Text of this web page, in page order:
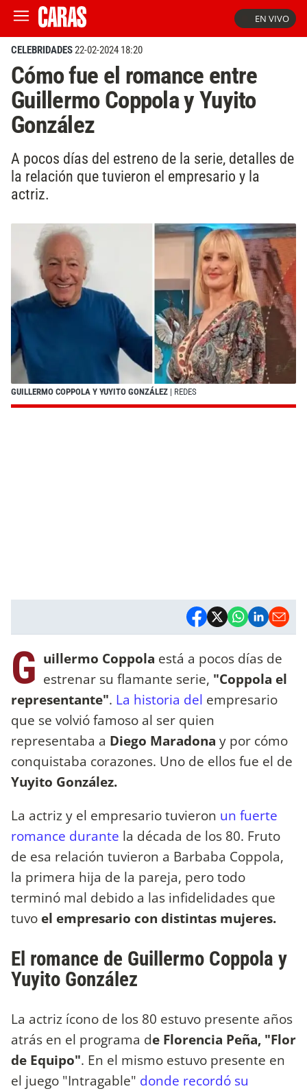
EN VIVO
CELEBRIDADES22-02-2024 18:20
Cómo fue el romance entre
Guillermo Coppola y Yuyito
González
A pocos días del estreno de la serie, detalles de
la relación que tuvieron el empresario y la
actriz.
GUILLERMO COPPOLA Y YUYITO GONZÁLEZ | REDES
G uillermo Coppola está a pocos días de
estrenar su flamante serie, "Coppola el
representante". La historia del empresario
que se volvió famoso al ser quien
representaba a Diego Maradona y por cómo
conquistaba corazones. Uno de ellos fue el de
Yuyito González.
La actriz y el empresario tuvieron un fuerte
romance durante la década de los 80. Fruto
de esa relación tuvieron a Barbaba Coppola,
la primera hija de la pareja, pero todo
terminó mal debido a las infidelidades que
tuvo el empresario con distintas mujeres.
El romance de Guillermo Coppola y
Yuyito González
La actriz ícono de los 80 estuvo presente años
atrás en el programa de Florencia Peña, "Flor
de Equipo". En el mismo estuvo presente en
el juego "Intragable" donde recordó su